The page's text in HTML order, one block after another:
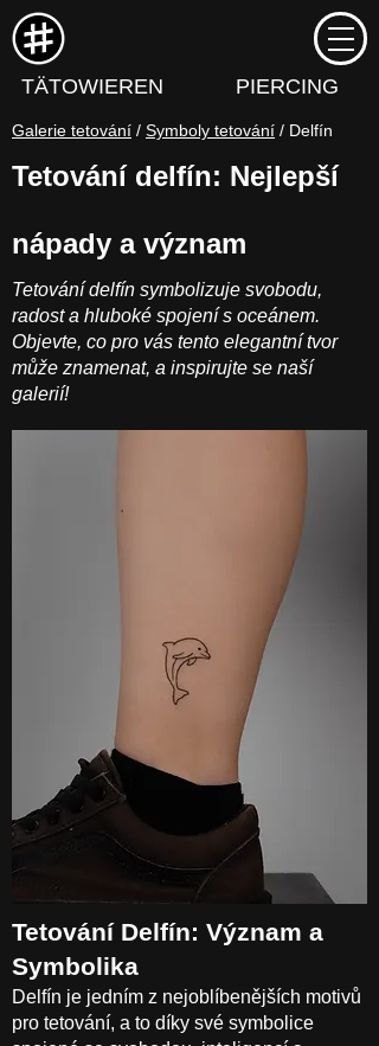
TÄTOWIEREN PIERCING
Galerie tetování / Symboly tetování / Delfín
Tetování delfín: Nejlepší
nápady a význam
Tetování delfín symbolizuje svobodu,
radost a hluboké spojení s oceánem.
Objevte, co pro vás tento elegantní tvor
může znamenat, a inspirujte se naší
galerií!
Tetování Delfín: Význam a
Symbolika
Delfín je jedním z nejoblíbenějších motivů
pro tetování, a to díky své symbolice